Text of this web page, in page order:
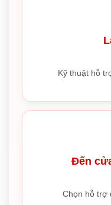
Kỹ thuật hỗ
Đến
Chọn hỗ trợ